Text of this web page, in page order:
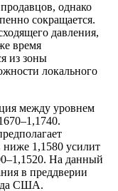
однако
сокращается.
давления,
время
из зоны
локального
между уровнем
ниже 1,1580 усилит
На данный
в преддверии
США.